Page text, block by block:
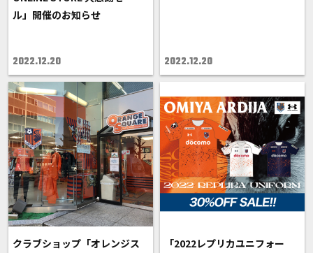
ル」開催のお知らせ
2022.12.20 2022.12.20
クラブショップ「オレンジス
「2022レプリカユニフォー